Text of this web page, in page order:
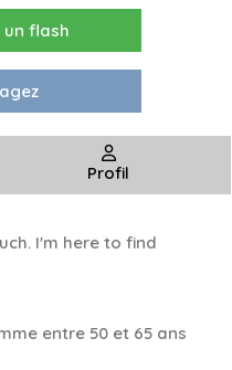
un flash
Profil
I'm here to find
entre 50 et 65 ans